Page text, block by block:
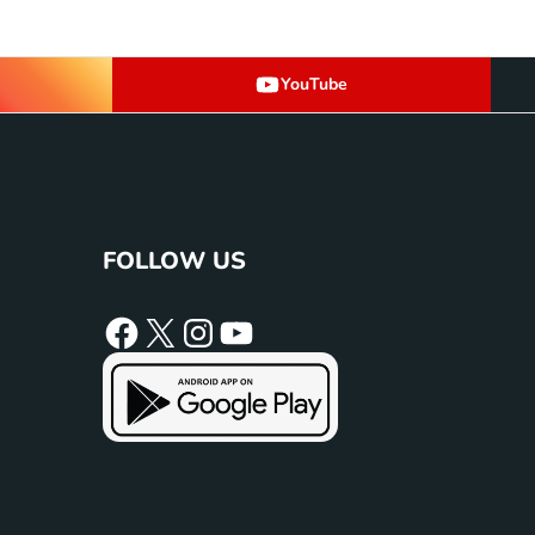
YouTube
FOLLOW US